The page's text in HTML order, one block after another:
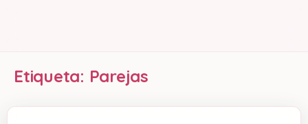
Etiqueta: Parejas